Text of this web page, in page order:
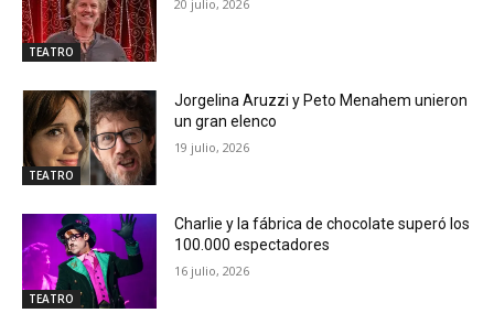
TEATRO
20 julio, 2026
TEATRO
Jorgelina Aruzzi y Peto Menahem unieron
un gran elenco
19 julio, 2026
TEATRO
Charlie y la fábrica de chocolate superó los
100.000 espectadores
16 julio, 2026